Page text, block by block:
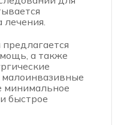
а также
минимальное
быстрое